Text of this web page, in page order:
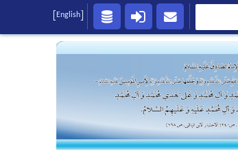
[English]